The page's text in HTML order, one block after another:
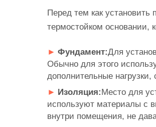
Перед тем как
термостойком основании,
Фундамент:Для
Обычно для этого
дополнительные
Изоляция: Место для
используют материалы с
внутри помещения, не